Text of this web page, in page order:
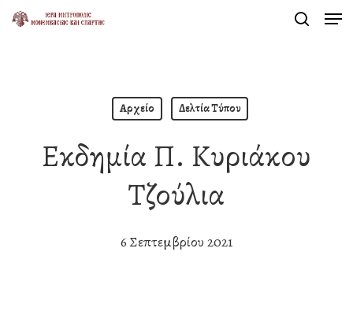
Skip
Αρχείο Δελτία Τύπου
Εκδημία Π. Κυριάκου
Τζούλια
6 Σεπτεμβρίου 2021